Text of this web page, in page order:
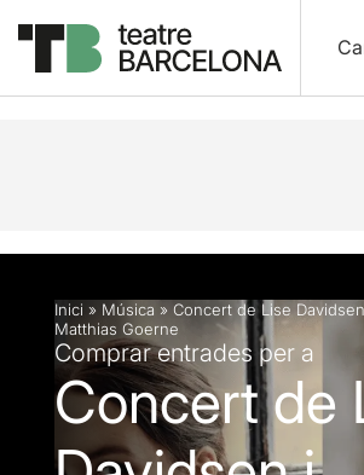
Descripció Fitxa artística
Inici » Música » Concert de Lise
Matthias Goerne
Comprar entrades per a
Concert de